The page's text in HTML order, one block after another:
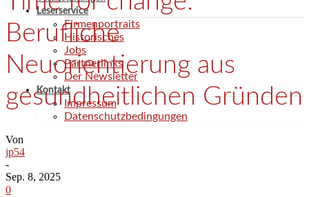
Leserservice
Firmenportraits
Historisches
Jobs
Partnerlinks
Der Newsletter
Kontakt
Impressum
Datenschutzbedingungen
Berufliche
Neuorientierung aus
gesundheitlichen Gründen
Von
jp54
-
Sep. 8, 2025
0